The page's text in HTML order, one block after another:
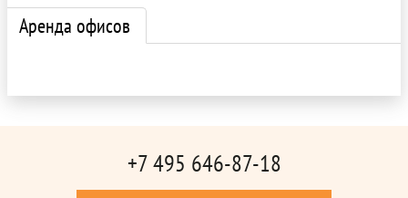
Аренда офисов
+7 495 646-87-18